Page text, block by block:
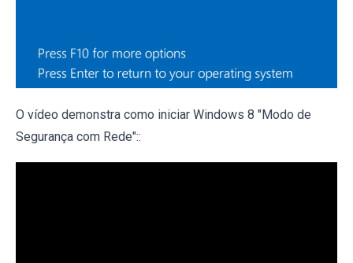
O vídeo demonstra como iniciar Windows 8 "Modo de
Segurança com Rede"::